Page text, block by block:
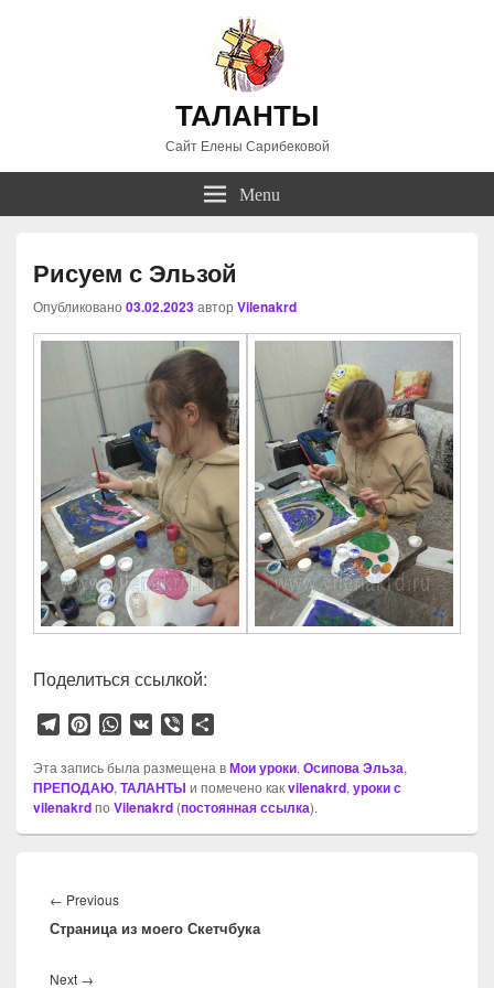
ТАЛАНТЫ
Сайт Елены Сарибековой
Menu
Рисуем с Эльзой
Опубликовано 03.02.2023автор Vilenakrd
Поделиться ссылкой:
T
l
e
g
r
P
n
t
e
r
t
W
a
t
s
A
V
V
b
e
r
п
р
а
в
Эта запись была размещена вМои уроки, Осипова Эльза,
ПРЕПОДАЮ, ТАЛАНТЫ и помечено какvilenakrd, уроки с
vilenakrdпо Vilenakrd (постоянная ссылка).
по
записям
← PreviousPrevious
post:
Страница из моего Скетчбука
Next →